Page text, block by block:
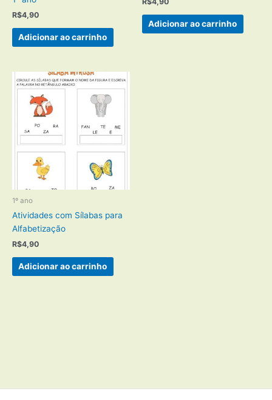
R$4,90
Adicionar ao carrinho
Adicionar ao carrinho
1º ano
Atividades com Sílabas para
Alfabetização
R$4,90
Adicionar ao carrinho